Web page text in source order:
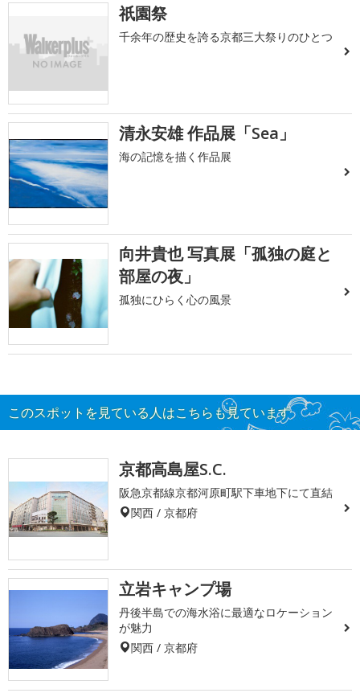
祇園祭
千余年の歴史を誇る京都三大祭りのひとつ
清永安雄 作品展「Sea」
海の記憶を描く作品展
向井貴也 写真展「孤独の庭と
部屋の夜」
孤独にひらく心の風景
このスポットを見ている人はこちらも見ています
京都高島屋S.C.
阪急京都線京都河原町駅下車地下にて直結
関西 / 京都府
立岩キャンプ場
丹後半島での海水浴に最適なロケーション
が魅力
関西 / 京都府